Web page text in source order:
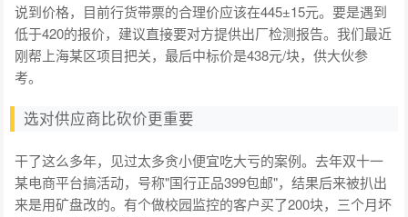
说到价格，目前行货带票的合理价应该在445±15元。要是遇到
低于420的报价，建议直接要对方提供出厂检测报告。我们最近
刚帮上海某区项目把关，最后中标价是438元/块，供大伙参
考。
选对供应商比砍价更重要
干了这么多年，见过太多贪小便宜吃大亏的案例。去年双十一
某电商平台搞活动，号称"国行正品399包邮"，结果后来被扒出
来是用矿盘改的。有个做校园监控的客户买了200块，三个月坏